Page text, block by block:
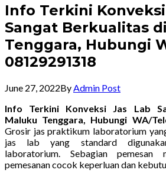
Info Terkini
Sangat Berkualitas
Tenggara, Hubungi
08129291318
June 27, 2022By Admin Post
Info Terkini Konveksi Jas Lab
Maluku Tenggara, Hubungi WA/
Grosir jas praktikum laboratorium
jas lab yang standard
laboratorium. Sebagian pemesan
pemesanan cocok keperluan dan